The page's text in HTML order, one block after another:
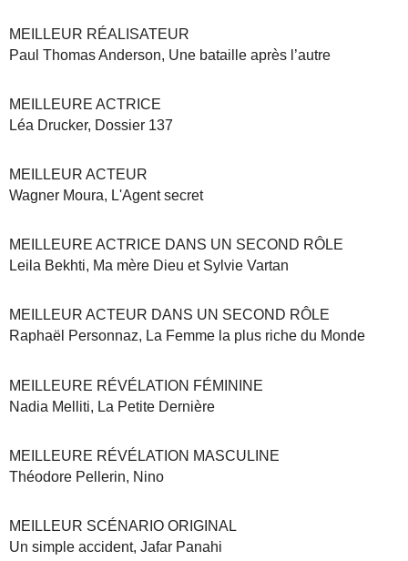
MEILLEUR RÉALISATEUR
Paul Thomas Anderson, Une bataille après l’autre
MEILLEURE ACTRICE
Léa Drucker, Dossier 137
MEILLEUR ACTEUR
Wagner Moura, L'Agent secret
MEILLEURE ACTRICE DANS UN SECOND RÔLE
Leila Bekhti, Ma mère Dieu et Sylvie Vartan
MEILLEUR ACTEUR DANS UN SECOND RÔLE
Raphaël Personnaz, La Femme la plus riche du Monde
MEILLEURE RÉVÉLATION FÉMININE
Nadia Melliti, La Petite Dernière
MEILLEURE RÉVÉLATION MASCULINE
Théodore Pellerin, Nino
MEILLEUR SCÉNARIO ORIGINAL
Un simple accident, Jafar Panahi